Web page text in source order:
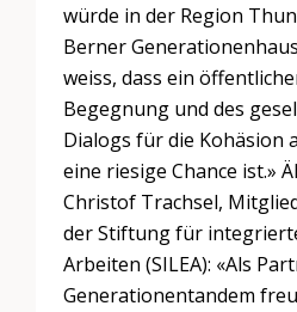
würde in der Region
Berner
weiss, dass ein
Begegnung und des
Dialogs für die Kohäsion
eine riesige Chance ist.»
Christof Trachsel,
der Stiftung für
Arbeiten (SILEA): «Als
Generationentandem